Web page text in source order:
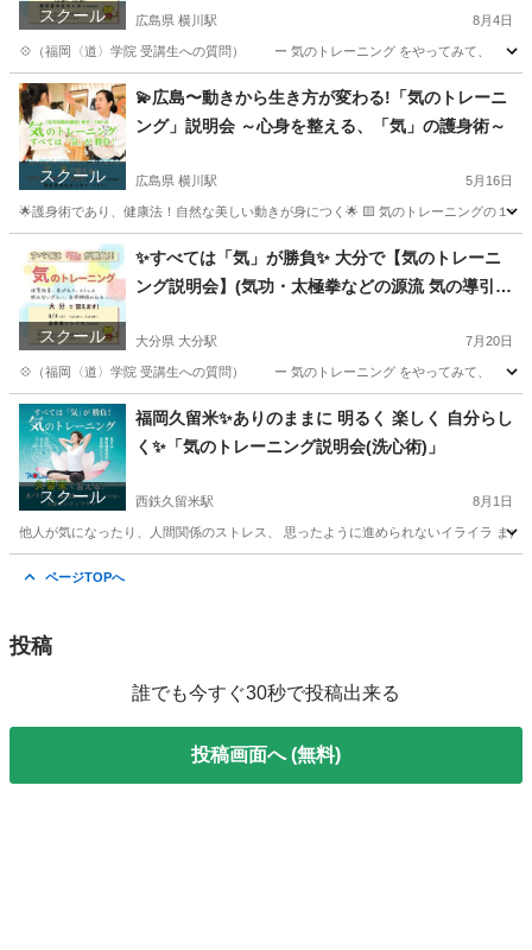
スクール 広島県 横川駅 8月4日
💠（福岡〈道〉学院 受講生への質問） ー 気のトレーニング をやってみて、 ど
広島 広島市 横川駅 気功 導引術
スクール
💫広島〜動きから生き方が変わる!「気のトレーニ
ング」説明会 ～心身を整える、「気」の護身術～
広島県 横川駅 5月16日
🌟護身術であり、健康法！自然な美しい動きが身につく🌟 🟨 気のトレーニン
広島 広島市 横川駅 気功 護身術
スクール
✨すべては「気」が勝負✨ 大分で【気のトレーニ
ング説明会】(気功・太極拳などの源流 気の導引術
大分県 大分駅 7月20日
💠（福岡〈道〉学院 受講生への質問） ー 気のトレーニング をやってみて、 ど
大分 大分市 大分駅 気功 導引術
スクール
福岡久留米✨️ありのままに 明るく 楽しく 自分らし
く✨️「気のトレーニング説明会(洗心術)」
西鉄久留米駅 8月1日
他人が気になったり、人間関係のストレス、 思ったように進められないイライラ ま
ページTOPへ
投稿
誰でも今すぐ30秒で投稿出来る
投稿画面へ (無料)